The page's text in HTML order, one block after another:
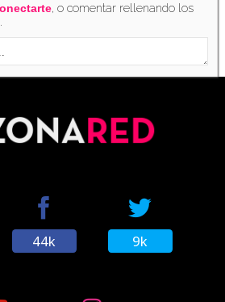
, o comentar rellenando los
44k 9k